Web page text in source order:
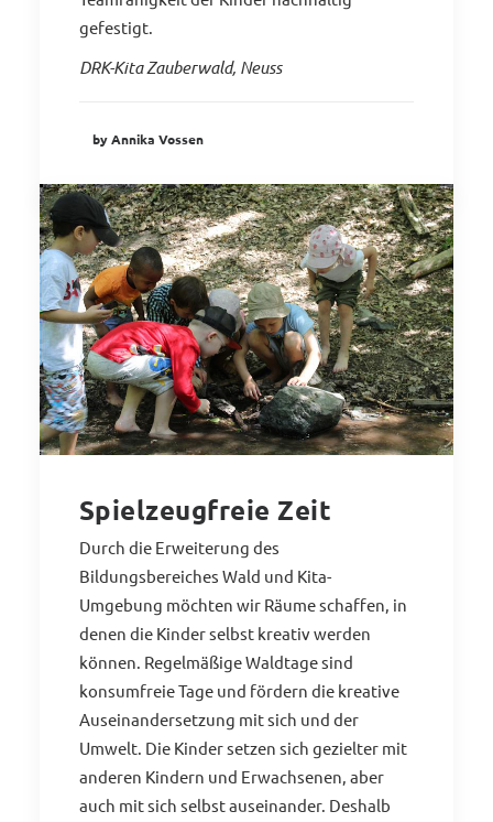
gefestigt.
DRK-Kita Zauberwald, Neuss
by Annika Vossen
Spielzeugfreie Zeit
Durch die Erweiterung des
Bildungsbereiches Wald und Kita-
Umgebung möchten wir Räume schaffen, in
denen die Kinder selbst kreativ werden
können. Regelmäßige Waldtage sind
konsumfreie Tage und fördern die kreative
Auseinandersetzung mit sich und der
Umwelt. Die Kinder setzen sich gezielter mit
anderen Kindern und Erwachsenen, aber
auch mit sich selbst auseinander. Deshalb